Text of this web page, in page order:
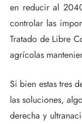
en reducir al
controlar las
Tratado de Libre
agrícolas
Si bien estas tres
las soluciones,
derecha y